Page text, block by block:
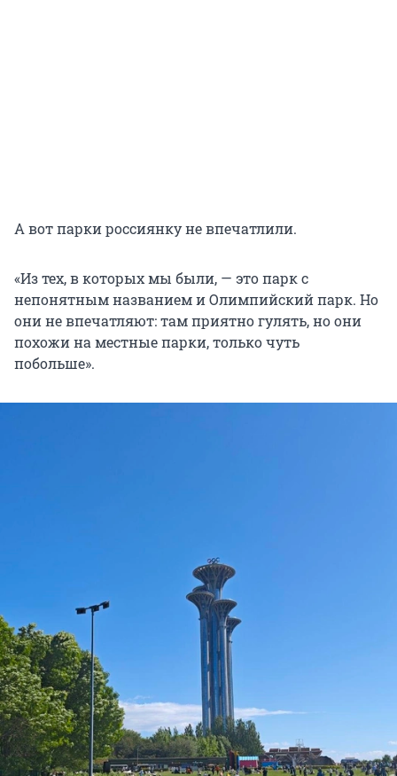
А вот парки россиянку не впечатлили.
«Из тех, в которых мы были, — это парк с
непонятным названием и Олимпийский парк. Но
они не впечатляют: там приятно гулять, но они
похожи на местные парки, только чуть
побольше».